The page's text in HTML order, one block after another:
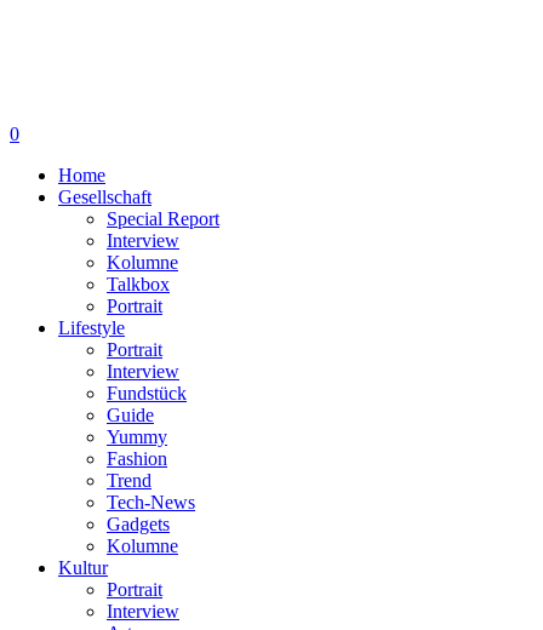
0
Home
Gesellschaft
Special Report
Interview
Kolumne
Talkbox
Portrait
Lifestyle
Portrait
Interview
Fundstück
Guide
Yummy
Fashion
Trend
Tech-News
Gadgets
Kolumne
Kultur
Portrait
Interview